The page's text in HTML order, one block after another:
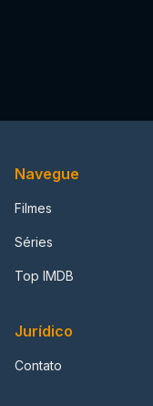
Navegue
Filmes
Séries
Top IMDB
Jurídico
Contato